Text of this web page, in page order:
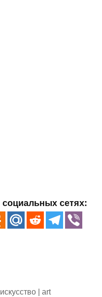
сетях:
искусство | art